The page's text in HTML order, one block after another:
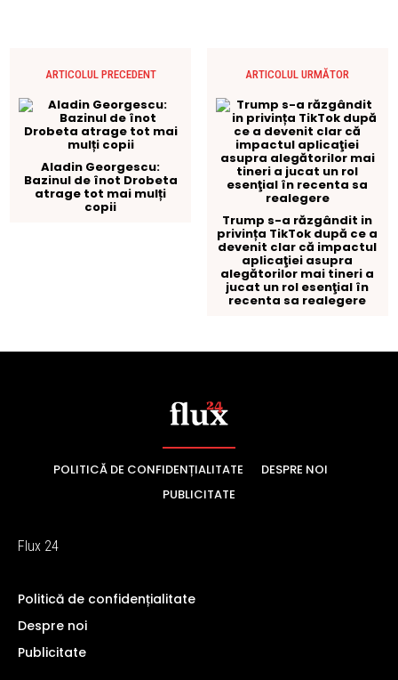
POLITICĂ DE CONFIDENȚIALITATE
DESPRE NOI
PUBLICITATE
Flux 24
Politică de confidențialitate
Despre noi
Publicitate